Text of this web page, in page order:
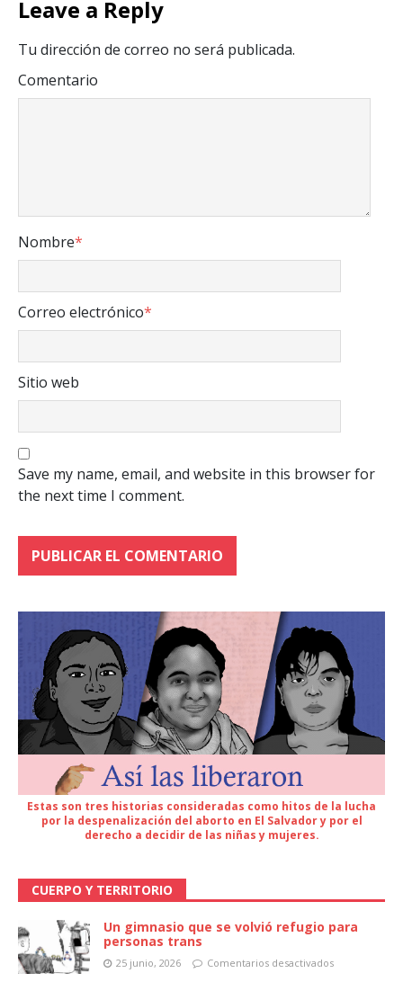
Leave a Reply
Tu dirección de correo no será publicada.
Comentario
Nombre*
Correo electrónico*
Sitio web
Save my name, email, and website in this browser for
the next time I comment.
Estas son tres historias consideradas como hitos de la lucha
por la despenalización del aborto en El Salvador y por el
derecho a decidir de las niñas y mujeres.
CUERPO Y TERRITORIO
Un gimnasio que se volvió refugio para
personas trans
25 junio, 2026 Comentarios desactivados